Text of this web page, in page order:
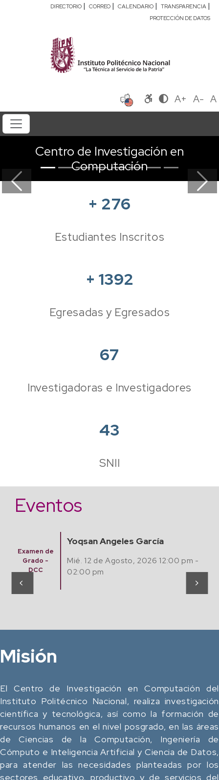
DIRECTORIO | CORREO | CALENDARIO | TRANSPARENCIA |
PROTECCIÓN DE DATOS
A+ A- A
Centro de Investigación en
Computación
Previous Next
+ 276
Estudiantes Inscritos
+ 1392
Egresadas y Egresados
67
Investigadoras e Investigadores
43
SNII
Eventos
Examen
Predoctor
Abraham Alejandro Salazar
Jue. 13 de Agosto, 2026 12:00 pm -
Misión
El Centro de Investigación en Computación del
Instituto Politécnico Nacional, realiza investigación
científica y tecnológica, así como la formación de
recursos humanos en el nivel posgrado, en las áreas
de Ciencias de la Computación, Ingeniería de
Cómputo e Inteligencia Artificial y Ciencia de Datos,
para atender las necesidades planteadas por los
sectores educativo, productivo y de servicios del